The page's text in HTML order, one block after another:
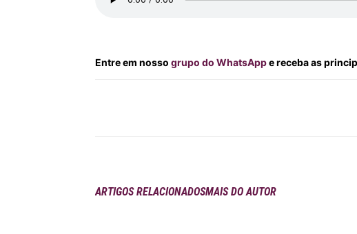
Entre em nosso grupo do WhatsAppe receba as
ARTIGOS RELACIONADOSMAIS DO AUTOR